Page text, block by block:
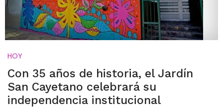
HOY
Con 35 años de historia, el Jardín
San Cayetano celebrará su
independencia institucional